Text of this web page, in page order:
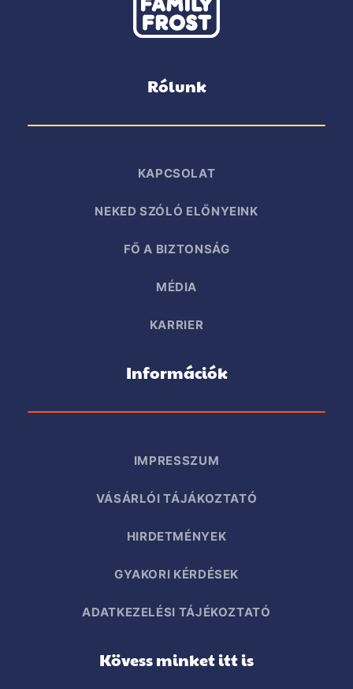
Rólunk
KAPCSOLAT
NEKED SZÓLÓ ELŐNYEINK
FŐ A BIZTONSÁG
MÉDIA
KARRIER
Információk
IMPRESSZUM
VÁSÁRLÓI TÁJÁKOZTATÓ
HIRDETMÉNYEK
GYAKORI KÉRDÉSEK
ADATKEZELÉSI TÁJÉKOZTATÓ
Kövess minket itt is